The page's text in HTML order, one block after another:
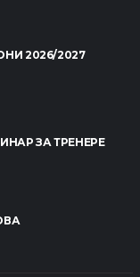
2026/2027
ЗА ТРЕНЕРЕ